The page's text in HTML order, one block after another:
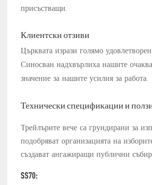
присъстващи.
Клиентски отзиви
Църквата изрази голямо
Синосван надхвърлиха нашите
значение за нашите усилия за работа.
Технически спецификации и
Трейлърите вече са грундирани за
подобряват организацията на
създават ангажиращи публични
SS70: